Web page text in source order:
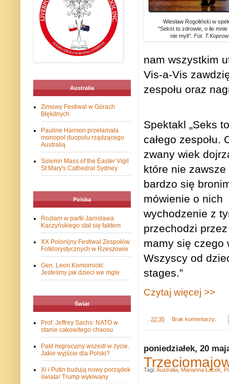
Wiesław Rogoliński w
"Sekst to zdrowie, o ile mnie
nie myli". Fot.
nam wszystkim
Vis-a-Vis
zespołu oraz
Spektakl „Seks
całego
zwany wiek
które nie
bardzo się
mówienie o nich
wychodzenie z
przechodzi
mamy się czego
Wszyscy od
stages.”
Czytaj więcej >>
22:35 Brak komentarzy:
poniedziałek, 20
Tagi: Australia Marianna Łacek
Australia
Zimowy Festiwal w Górach
Błękitnych
Pauline Hanson przełamała
monopol duopolu rządzącego
Australią
Solemn Mass of the Easter Vigil
St Mary's Cathedral Sydney
Polska
Rozłam w partii Jarosława
Kaczyńskiego stał się faktem
XX Polonijny Festiwal Zespołów
Folklorystycznych w Rzeszowie
Gen. Leon Komornicki:
Jesteśmy jak dzieci we mgle
Świat
Prof. Jeffrey Sachs: NATO w
stanie cakowitego chaosu
Pakt migracyjny wszedł w życie.
Jakie wyjście dla Polski?
Xi i Putin budują nowy porządek
świata! Trump wykiwany